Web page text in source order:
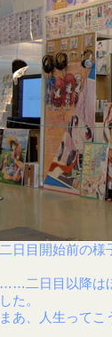
二日目開始前の
……二日目以降は
した。
まあ、人生って